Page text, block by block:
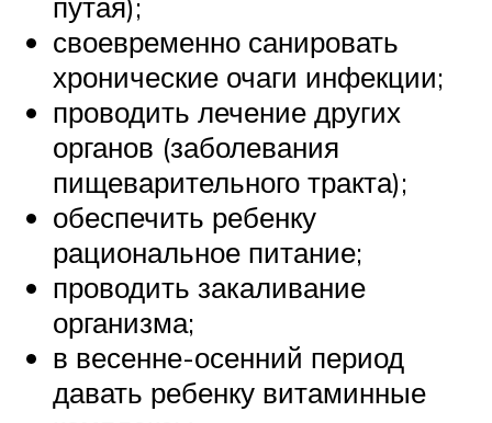
своевременно санировать
хронические очаги инфекции;
проводить лечение других
органов (заболевания
пищеварительного тракта);
обеспечить ребенку
рациональное питание;
проводить закаливание
организма;
в весенне-осенний период
давать ребенку витаминные